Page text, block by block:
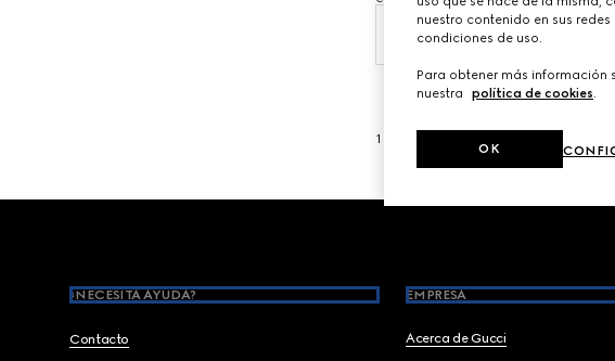
9 ago. 2026
1
Footer
¿NECESITA AYUDA?
Contacto
EMPRESA
Acerca de Gucci
nuestro contenido en sus
condiciones de uso.
Para obtener más información
nuestra
política de cookies.
OK